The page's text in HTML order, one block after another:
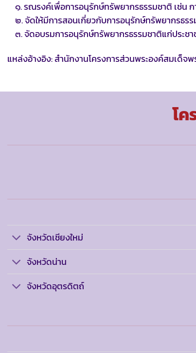
๑. รณรงค์เพื่อการอนุรักษ์ทรัพยากรธรรมชาติ เช่น
๒. จัดให้มีการสอนเกี่ยวกับการอนุรักษ์ทรัพยากรธร
๓. จัดอบรมการอนุรักษ์ทรัพยากรธรรมชาติแก่ประช
แหล่งอ้างอิง: สำนักงานโครงการส่วนพระองค์สมเด็จ
โ
จังหวัดเชียงใหม่
จังหวัดน่าน
จังหวัดอุตรดิตถ์